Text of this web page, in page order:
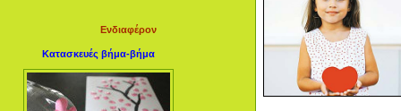
Ενδιαφέρον
Κατασκευές βήμα-βήμα